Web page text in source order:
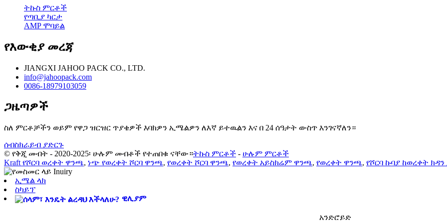
ትኩስ ምርቶች
የጣቢያ ካርታ
AMP ሞባይል
የእውቂያ መረጃ
JIANGXI JAHOO PACK CO., LTD.
info@jahoopack.com
0086-18979103059
ጋዜጣዎች
ስለ ምርቶቻችን ወይም የዋጋ ዝርዝር ጥያቄዎች እባክዎን ኢሜልዎን ለእኛ ይተዉልን እና በ 24 ሰዓታት ውስጥ እንገናኛለን።
ሰብስክራይብ ያድርጉ
© የቅጂ መብት - 2020-2025፡ ሁሉም መብቶች የተጠበቁ ናቸው።ትኩስ ምርቶች - ሁሉም ምርቶች
Kraft የሾርባ ወረቀት ዋንጫ, ነጭ የወረቀት ሾርባ ዋንጫ, የወረቀት ሾርባ ዋንጫ, የወረቀት አይስክሬም ዋንጫ, የወረቀት ዋንጫ, የሾርባ ኩባያ ከወረቀት ክዳን
ኢሜል ላክ
ስካይፕ
ዊሊያም
አንድሮይድ